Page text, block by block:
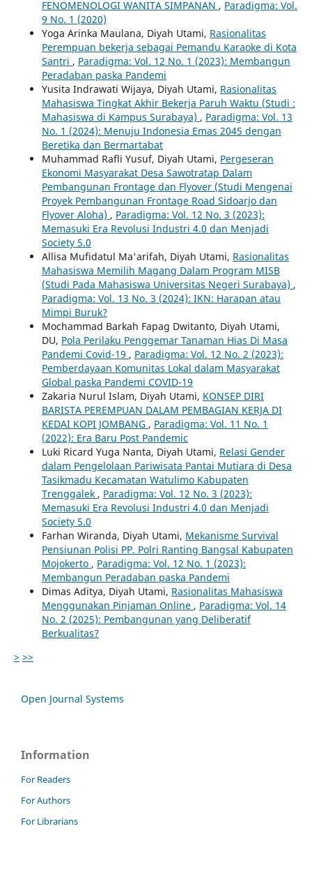
FENOMENOLOGI WANITA SIMPANAN , Paradigma: Vol.
9 No. 1 (2020)
Yoga Arinka Maulana, Diyah Utami, Rasionalitas
Perempuan bekerja sebagai Pemandu Karaoke di Kota
Santri , Paradigma: Vol. 12 No. 1 (2023): Membangun
Peradaban paska Pandemi
Yusita Indrawati Wijaya, Diyah Utami, Rasionalitas
Mahasiswa Tingkat Akhir Bekerja Paruh Waktu (Studi :
Mahasiswa di Kampus Surabaya) , Paradigma: Vol. 13
No. 1 (2024): Menuju Indonesia Emas 2045 dengan
Beretika dan Bermartabat
Muhammad Rafli Yusuf, Diyah Utami, Pergeseran
Ekonomi Masyarakat Desa Sawotratap Dalam
Pembangunan Frontage dan Flyover (Studi Mengenai
Proyek Pembangunan Frontage Road Sidoarjo dan
Flyover Aloha) , Paradigma: Vol. 12 No. 3 (2023):
Memasuki Era Revolusi Industri 4.0 dan Menjadi
Society 5.0
Allisa Mufidatul Ma'arifah, Diyah Utami, Rasionalitas
Mahasiswa Memilih Magang Dalam Program MISB
(Studi Pada Mahasiswa Universitas Negeri Surabaya) ,
Paradigma: Vol. 13 No. 3 (2024): IKN: Harapan atau
Mimpi Buruk?
Mochammad Barkah Fapag Dwitanto, Diyah Utami,
DU, Pola Perilaku Penggemar Tanaman Hias Di Masa
Pandemi Covid-19 , Paradigma: Vol. 12 No. 2 (2023):
Pemberdayaan Komunitas Lokal dalam Masyarakat
Global paska Pandemi COVID-19
Zakaria Nurul Islam, Diyah Utami, KONSEP DIRI
BARISTA PEREMPUAN DALAM PEMBAGIAN KERJA DI
KEDAI KOPI JOMBANG , Paradigma: Vol. 11 No. 1
(2022): Era Baru Post Pandemic
Luki Ricard Yuga Nanta, Diyah Utami, Relasi Gender
dalam Pengelolaan Pariwisata Pantai Mutiara di Desa
Tasikmadu Kecamatan Watulimo Kabupaten
Trenggalek , Paradigma: Vol. 12 No. 3 (2023):
Memasuki Era Revolusi Industri 4.0 dan Menjadi
Society 5.0
Farhan Wiranda, Diyah Utami, Mekanisme Survival
Pensiunan Polisi PP. Polri Ranting Bangsal Kabupaten
Mojokerto , Paradigma: Vol. 12 No. 1 (2023):
Membangun Peradaban paska Pandemi
Dimas Aditya, Diyah Utami, Rasionalitas Mahasiswa
Menggunakan Pinjaman Online , Paradigma: Vol. 14
No. 2 (2025): Pembangunan yang Deliberatif
Berkualitas?
> >>
Open Journal Systems
Information
For Readers
For Authors
For Librarians